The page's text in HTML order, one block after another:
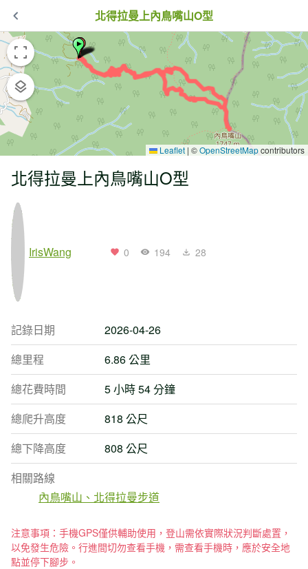
北得拉曼上內鳥嘴山O型
Leaflet | ©OpenStreetMapcontributors
北得拉曼上內鳥嘴山O型
IrisWang 0 194 28
記錄日期
2026-04-26
總里程
6.86 公里
總花費時間
5 小時 54 分鐘
總爬升高度
818 公尺
總下降高度
808 公尺
相關路線
內鳥嘴山、北得拉曼步道
注意事項：手機GPS僅供輔助使用，登山需依實際狀況判斷處置，
以免發生危險。行進間切勿查看手機，需查看手機時，應於安全地
點並停下腳步。